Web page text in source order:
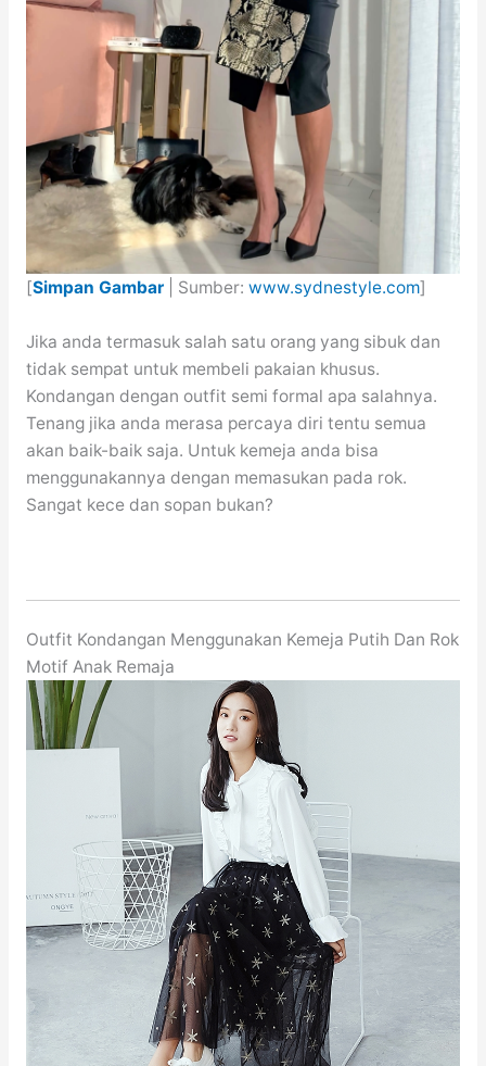
[Simpan Gambar| Sumber: www.sydnestyle.com]
Jika anda termasuk salah satu orang yang sibuk dan
tidak sempat untuk membeli pakaian khusus.
Kondangan dengan outfit semi formal apa salahnya.
Tenang jika anda merasa percaya diri tentu semua
akan baik-baik saja. Untuk kemeja anda bisa
menggunakannya dengan memasukan pada rok.
Sangat kece dan sopan bukan?
Outfit Kondangan Menggunakan Kemeja Putih Dan Rok
Motif Anak Remaja